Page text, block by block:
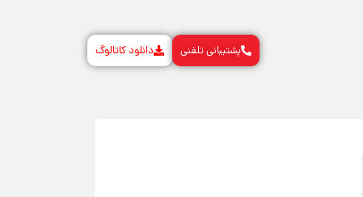
دانلود کاتالوگ پشتیبانی تلفنی